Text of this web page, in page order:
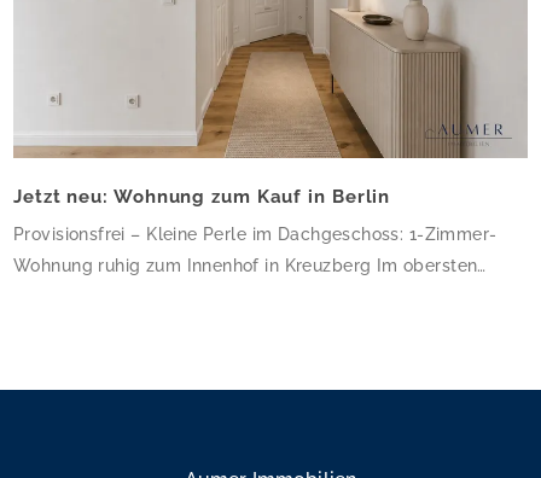
Jetzt neu: Wohnung zum Kauf in Berlin
Provisionsfrei – Kleine Perle im Dachgeschoss: 1-Zimmer-
Wohnung ruhig zum Innenhof in Kreuzberg Im obersten
Wohnung besticht durch hochwertiges Eichenparkett, helle